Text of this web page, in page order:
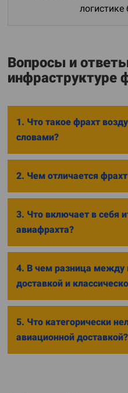
логистике
Вопросы и
инфраструктуре
1. Что такое фрахт
словами?
2. Чем отличается
3. Что включает в себя
авиафрахта?
4. В чем разница между
доставкой и
5. Что категорически
авиационной доставкой?